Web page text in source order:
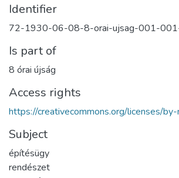
Identifier
72-1930-06-08-8-orai-ujsag-001-
Is part of
8 órai újság
Access rights
https://creativecommons.org/licenses/
Subject
építésügy
rendészet